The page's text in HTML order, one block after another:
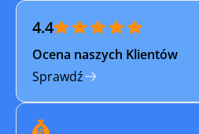
Szczyrk
Toszek
Ustroń
4.4
Ocena naszych Klientów
Sprawdź